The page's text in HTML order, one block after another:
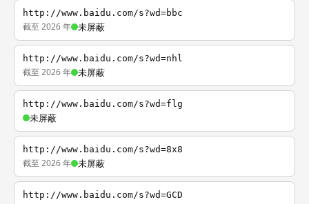
http://www.baidu.com/s?wd=bbc
截至 2026 年 未屏蔽
http://www.baidu.com/s?wd=nhl
截至 2026 年 未屏蔽
http://www.baidu.com/s?wd=flg
未屏蔽
http://www.baidu.com/s?wd=8x8
截至 2026 年 未屏蔽
http://www.baidu.com/s?wd=GCD